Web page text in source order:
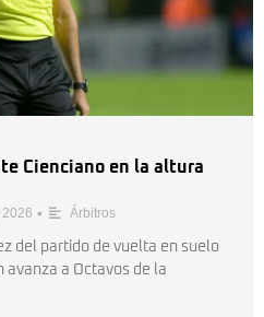
Cienciano en la altura
• Árbitros
del partido de vuelta en suelo
avanza a Octavos de la